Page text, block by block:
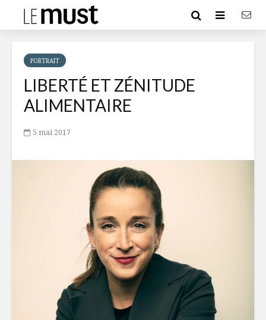
PORTRAIT
LIBERTÉ ET ZÉNITUDE
ALIMENTAIRE
5 mai 2017
À table avec
Nathalie Jobin,